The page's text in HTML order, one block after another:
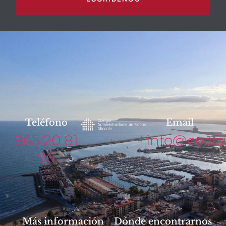
Teléfono
965 20 81
96
Email
Más información Dónde encontrarnos